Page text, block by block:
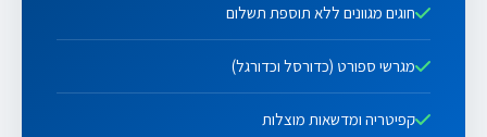
חוגים מגוונים ללא תוספת תשלום
מגרשי ספורט (כדורסל וכדורגל)
קפיטריה ומדשאות מוצלות